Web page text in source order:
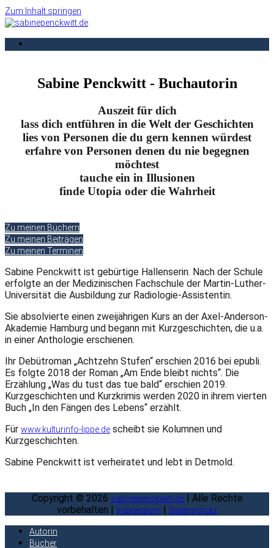
Zum Inhalt springen
sabinepenckwitt.de
Buchautorin
Sabine Penckwitt - Buchautorin
Auszeit für dich
lass dich entführen in die Welt der Geschichten
lies von Personen die du gern kennen würdest
erfahre von Personen denen du nie begegnen
möchtest
tauche ein in Illusionen
finde Utopia oder die Wahrheit
Zu meinen Büchern
Zu meinen Beiträgen
Zu meinen Terminen
Sabine Penckwitt ist gebürtige Hallenserin. Nach der Schule
erfolgte an der Medizinischen Fachschule der Martin-Luther-
Universität die Ausbildung zur Radiologie-Assistentin.
Sie absolvierte einen zweijährigen Kurs an der Axel-Anderson-
Akademie Hamburg und begann mit Kurzgeschichten, die u.a.
in einer Anthologie erschienen.
Ihr Debütroman „Achtzehn Stufen“ erschien 2016 bei epubli.
Es folgte 2018 der Roman „Am Ende bleibt nichts“. Die
Erzählung „Was du tust das tue bald“ erschien 2019.
Kurzgeschichten und Kurzkrimis werden 2020 in ihrem vierten
Buch „In den Fängen des Lebens“ erzählt.
Für www.kulturinfo-lippe.de scheibt sie Kolumnen und
Kurzgeschichten.
Sabine Penckwitt ist verheiratet und lebt in Detmold.
Copyright © 2026 sabinepenckwitt.de| Alle Rechte
vorbehalten |
Impressum | Datenschutz
Autorin
Bücher